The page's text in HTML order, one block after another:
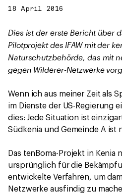
18 April 2016
Dies ist der erste Bericht über
Pilotprojekt des IFAW mit der
Naturschutzbehörde, das mit
gegen Wilderer-Netzwerke
Wenn ich aus meiner Zeit als
im Dienste der US-Regierung
dies: Jede Situation ist
Südkenia und Gemeinde A ist
Das tenBoma-Projekt in Kenia
ursprünglich für die
entwickelte Verfahren, um
Netzwerke ausfindig zu